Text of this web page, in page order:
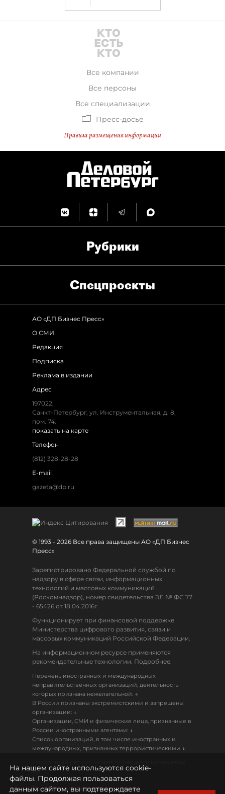
Все компании
Все персоны
Все специализации
Пресс-досье
Правила размещения информации
Рубрики
Спец­проекты
АО «ДП Бизнес Пресс»
О СМИ
Редакция
Подписка
Реклама в издании
Адрес
197022,
Санкт-Петербург, ул. Инструментальная, д. 8,
пом. 74.
показать на карте
Телефон
(812) 328-28-28
E-mail
gazeta@dp.ru
© 1993 - 2026 Все права защищены АО «ДП Бизнес
Пресс»
Зарегистрировано Федеральной службой по
надзору в сфере связи, информационных
технологий и массовых коммуникаций
(Роскомнадзор), номер свидетельства ЭЛ № ФС 77
- 65426 от 18.04.2016г.
Функционирует при финансовой поддержке
Министерства цифрового развития, связи и
массовых коммуникаций Российской Федерации.
На информационном ресурсе применяются
рекомендательные технологии. Подробнее.
Перечень иностранных и международных
неправительственных организаций, деятельность
которых признана нежелательной: ↓
В России признаны экстремистскими и запрещены
организации: ↓
Организации, СМИ и физические лица, признанные в
России иностранными агентами: ↓
Список организаций, в том числе иностранных и
международных, признанных террористическими ↓
18+
Политика конфиденциальности
На нашем сайте используются cookie-
файлы. Продолжая пользоваться
данным сайтом, вы подтверждаете